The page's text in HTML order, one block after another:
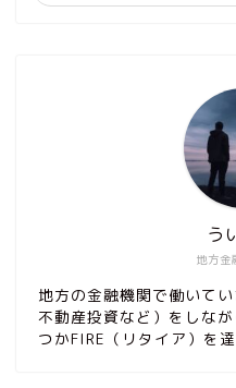
地方金
う
地方の金融機関で働いて
不動産投資など）をしな
つかFIRE（リタイア）を